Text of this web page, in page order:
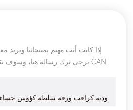
إذا كانت أنت مهتم بمنتجاتنا وتريد
يرجى ترك رسالة هنا، وسوف نقوم بالرد عليك حالما نحن CAN.
الغذاء أنيقة الصف Eco ودية كرافت ورقة سلطة كؤوس حساء